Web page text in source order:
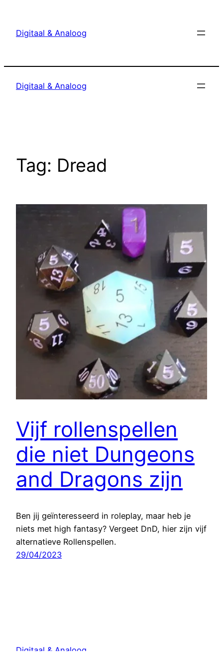
Digitaal & Analoog
Digitaal & Analoog
Tag: Dread
Vijf rollenspellen
die niet Dungeons
and Dragons zijn
Ben jij geïnteresseerd in roleplay, maar heb je
niets met high fantasy? Vergeet DnD, hier zijn vijf
alternatieve Rollenspellen.
29/04/2023
Digitaal & Analoog